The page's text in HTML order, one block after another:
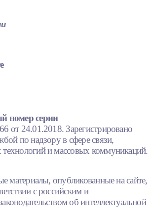
номер серии
24.01.2018. Зарегистрировано
по надзору в сфере связи,
и массовых коммуникаций.
материалы, опубликованные на сайте,
с российским и
об интеллектуальной